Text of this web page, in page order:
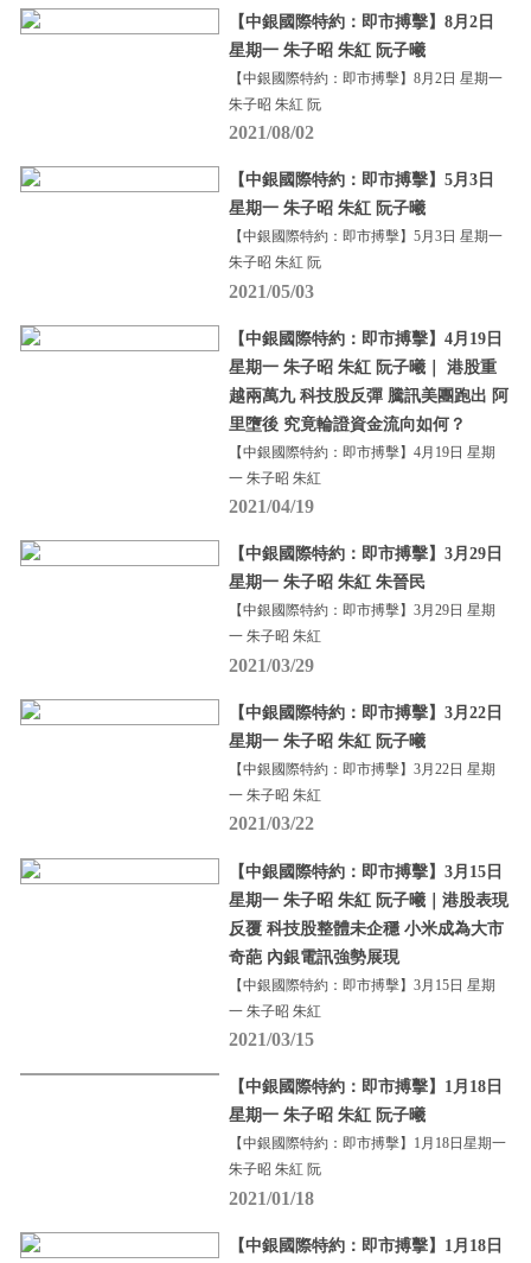
【中銀國際特約：即市搏擊】8月2日
星期一 朱子昭 朱紅 阮子曦
【中銀國際特約：即市搏擊】8月2日 星期一
朱子昭 朱紅 阮
2021/08/02
【中銀國際特約：即市搏擊】5月3日
星期一 朱子昭 朱紅 阮子曦
【中銀國際特約：即市搏擊】5月3日 星期一
朱子昭 朱紅 阮
2021/05/03
【中銀國際特約：即市搏擊】4月19日
星期一 朱子昭 朱紅 阮子曦｜ 港股重
越兩萬九 科技股反彈 騰訊美團跑出 阿
里墮後 究竟輪證資金流向如何？
【中銀國際特約：即市搏擊】4月19日 星期
一 朱子昭 朱紅
2021/04/19
【中銀國際特約：即市搏擊】3月29日
星期一 朱子昭 朱紅 朱晉民
【中銀國際特約：即市搏擊】3月29日 星期
一 朱子昭 朱紅
2021/03/29
【中銀國際特約：即市搏擊】3月22日
星期一 朱子昭 朱紅 阮子曦
【中銀國際特約：即市搏擊】3月22日 星期
一 朱子昭 朱紅
2021/03/22
【中銀國際特約：即市搏擊】3月15日
星期一 朱子昭 朱紅 阮子曦｜港股表現
反覆 科技股整體未企穩 小米成為大市
奇葩 內銀電訊強勢展現
【中銀國際特約：即市搏擊】3月15日 星期
一 朱子昭 朱紅
2021/03/15
【中銀國際特約：即市搏擊】1月18日
星期一 朱子昭 朱紅 阮子曦
【中銀國際特約：即市搏擊】1月18日星期一
朱子昭 朱紅 阮
2021/01/18
【中銀國際特約：即市搏擊】1月18日